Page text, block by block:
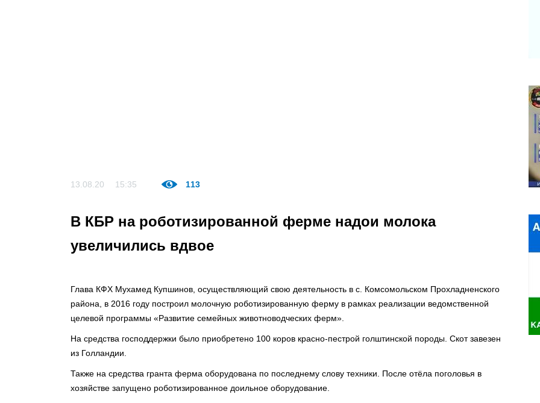
13.08.20 15:35 113
В КБР на роботизированной ферме надои молока
увеличились вдвое
Глава КФХ Мухамед Купшинов, осуществляющий свою деятельность в с. Комсомольском Прохладненского
района, в 2016 году построил молочную роботизированную ферму в рамках реализации ведомственной
целевой программы «Развитие семейных животноводческих ферм».
На средства господдержки было приобретено 100 коров красно-пестрой голштинской породы. Скот завезен
из Голландии.⠀
Также на средства гранта ферма оборудована по последнему слову техники. После отёла поголовья в
хозяйстве запущено роботизированное доильное оборудование.⠀